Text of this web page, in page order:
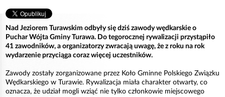
Nad Jeziorem Turawskim odbyły się dziś zawody wędkarskie o
Puchar Wójta Gminy Turawa. Do tegorocznej rywalizacji przystąpiło
41 zawodników, a organizatorzy zwracają uwagę, że z roku na rok
wydarzenie przyciąga coraz więcej uczestników.
Zawody zostały zorganizowane przez Koło Gminne Polskiego Związku
Wędkarskiego w Turawie. Rywalizacja miała charakter otwarty, co
oznacza, że udział mogli wziąć nie tylko członkowie miejscowego